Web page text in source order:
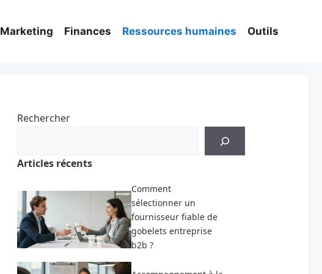
Marketing Finances Ressources humaines Outils
Rechercher
Articles récents
Comment
sélectionner un
fournisseur fiable de
gobelets entreprise
b2b ?